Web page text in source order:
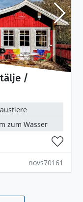
/
zum Wasser
novs70161